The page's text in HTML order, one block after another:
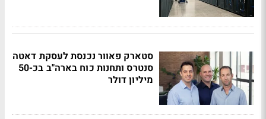
סטארק פאוור נכנסת לעסקת דאטה
סנטרס ותחנות כוח בארה"ב בכ-50
מיליון דולר